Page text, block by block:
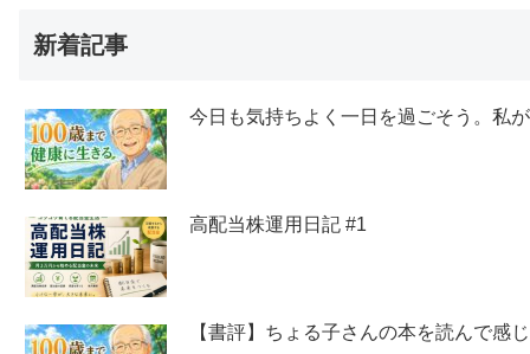
新着記事
今日も気持ちよく一日を過ごそう。私
高配当株運用日記 #1
【書評】ちょる子さんの本を読んで感